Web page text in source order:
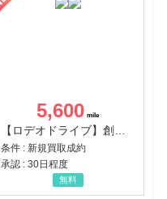
5,600
条件 : 新規買取成約
承認 : 30日程度
無料